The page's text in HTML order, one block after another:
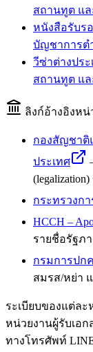
สถานทูต แล
หนังสือรับรอ
บัญชาการต
วีซ่าต่างปร
สถานทูต แ
ลิงก์อ้างอิงห
กองสัญชาติ
ประเทศ
กระทรวงกา
HCCH –
รายชื่อรัฐภ
กรมการปก
สมรส/หย่า
ระเบียบของแต่ล
หน่วยงานผู้รับเอ
ทางโทรศัพท์